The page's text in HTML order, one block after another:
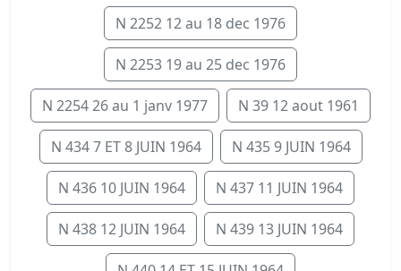
N 2252 12 au 18 dec 1976
N 2253 19 au 25 dec 1976
N 2254 26 au 1 janv 1977 N 39 12 aout 1961
N 434 7 ET 8 JUIN 1964 N 435 9 JUIN 1964
N 436 10 JUIN 1964 N 437 11 JUIN 1964
N 438 12 JUIN 1964 N 439 13 JUIN 1964